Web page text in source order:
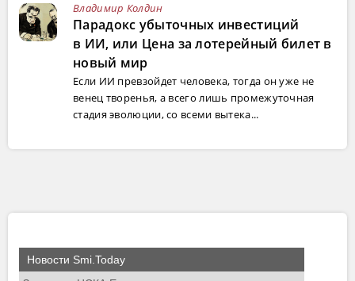
Владимир Колдин
Парадокс убыточных инвестиций
в ИИ, или Цена за лотерейный билет в
новый мир
Если ИИ превзойдет человека, тогда он уже не
венец творенья, а всего лишь промежуточная
стадия эволюции, со всеми вытека...